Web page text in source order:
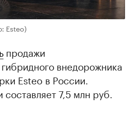
Esteo)
продажи
внедорожника
Esteo в России.
7,5 млн руб.